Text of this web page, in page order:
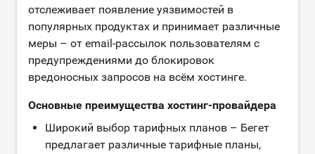
отслеживает появление уязвимостей в
популярных продуктах и принимает различные
меры – от email-рассылок пользователям с
предупреждениями до блокировок
вредоносных запросов на всём хостинге.
Основные преимущества хостинг-провайдера
Широкий выбор тарифных планов – Бегет
предлагает различные тарифные планы,